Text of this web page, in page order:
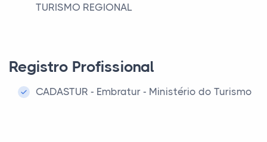
TURISMO REGIONAL
Registro Profissional
CADASTUR - Embratur - Ministério do Turismo